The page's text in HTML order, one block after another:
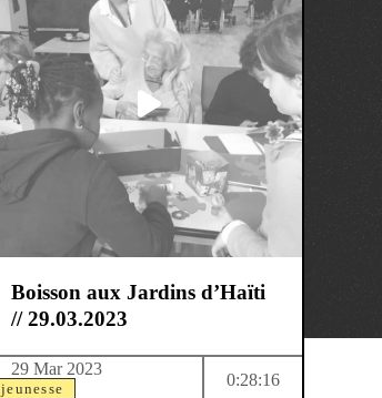
jeunesse
Boisson aux Jardins d’Haïti
// 29.03.2023
29 Mar 2023
0:28:16